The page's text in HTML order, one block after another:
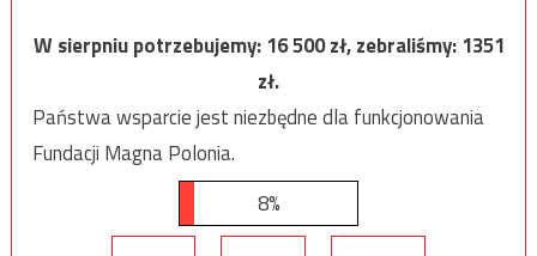
W sierpniu potrzebujemy:16 500zł, zebraliśmy:1351
zł.
Państwa wsparcie jest niezbędne dla funkcjonowania
Fundacji Magna Polonia.
8%